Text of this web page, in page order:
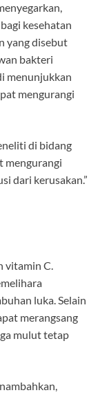
kesehatan
yang disebut
bakteri
menunjukkan
mengurangi
di bidang
mengurangi
dari kerusakan.”
vitamin C.
luka. Selain
merangsang
mulut tetap